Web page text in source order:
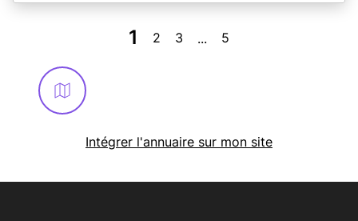
- Adoption, erreur sur la CNI, changement de nom… :
- Mariage : fournir la copie intégrale d’acte de mariage
1 2 3 ... 5
Intégrer l'annuaire sur mon site